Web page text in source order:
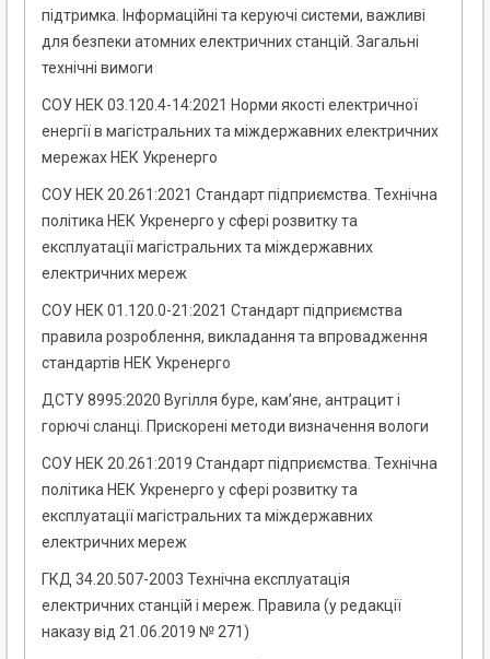
підтримка. Інформаційні та керуючі системи, важливі
для безпеки атомних електричних станцій. Загальні
технічні вимоги
СОУ НЕК 03.120.4-14:2021 Норми якості електричної
енергії в магістральних та міждержавних електричних
мережах НЕК Укренерго
СОУ НЕК 20.261:2021 Стандарт підприємства. Технічна
політика НЕК Укренерго у сфері розвитку та
експлуатації магістральних та міждержавних
електричних мереж
СОУ НЕК 01.120.0-21:2021 Стандарт підприємства
правила розроблення, викладання та впровадження
стандартів НЕК Укренерго
ДСТУ 8995:2020 Вугілля буре, кам’яне, антрацит і
горючі сланці. Прискорені методи визначення вологи
СОУ НЕК 20.261:2019 Стандарт підприємства. Технічна
політика НЕК Укренерго у сфері розвитку та
експлуатації магістральних та міждержавних
електричних мереж
ГКД 34.20.507-2003 Технічна експлуатація
електричних станцій і мереж. Правила (у редакції
наказу від 21.06.2019 № 271)